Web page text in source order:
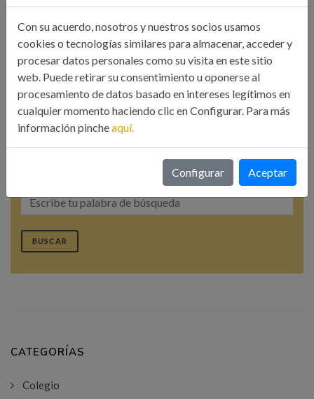
LEER MÁS
BUSCAR
CATEGORÍAS
Colegio
Con su acuerdo, nosotros y nuestros socios usamos
cookies o tecnologías similares para almacenar, acceder y
procesar datos personales como su visita en este sitio
web. Puede retirar su consentimiento u oponerse al
procesamiento de datos basado en intereses legítimos en
cualquier momento haciendo clic en Configurar. Para más
información pincheaquí.
Configurar Aceptar